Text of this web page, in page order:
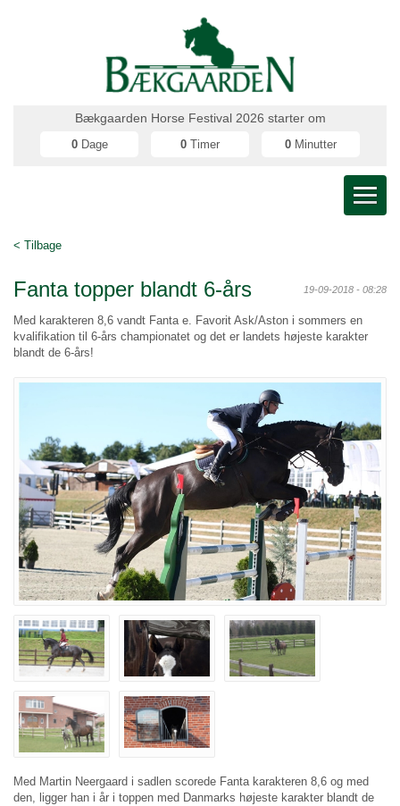
Bækgaarden Horse Festival 2026 starter om
0 Dage 0 Timer 0 Minutter
< Tilbage
Fanta topper blandt 6-års 19-09-2018 - 08:28
Med karakteren 8,6 vandt Fanta e. Favorit Ask/Aston i sommers en
kvalifikation til 6-års championatet og det er landets højeste karakter
blandt de 6-års!
Med Martin Neergaard i sadlen scorede Fanta karakteren 8,6 og med
den, ligger han i år i toppen med Danmarks højeste karakter blandt de